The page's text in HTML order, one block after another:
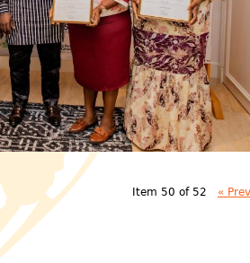
Item 50 of 52 «